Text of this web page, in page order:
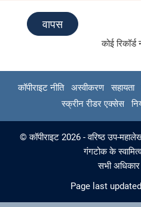
वापस
कोई रिकॉर्ड
कॉपीराइट नीति अस्वीकरण सहायता
स्क्रीन रीडर एक्सेस
© कॉपीराइट 2026 - वरिष्ठ उप-
गंगटोक के
सभी अधिकार
Page last